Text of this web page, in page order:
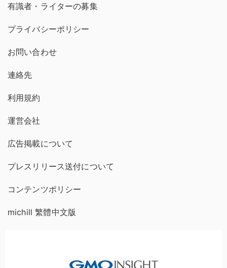
有識者・ライターの募集
プライバシーポリシー
お問い合わせ
連絡先
利用規約
運営会社
広告掲載について
プレスリリース送付について
コンテンツポリシー
michill 繁體中文版